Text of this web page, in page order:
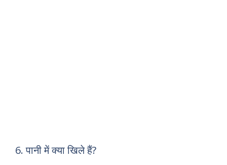
6. पानी में क्या खिले हैं?